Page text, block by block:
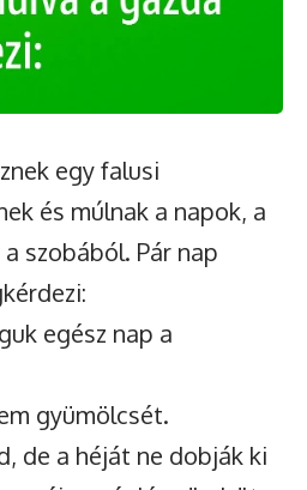
egy falusi
és múlnak a napok, a
szobából. Pár nap
egész nap a
gyümölcsét.
de a héját ne dobják ki